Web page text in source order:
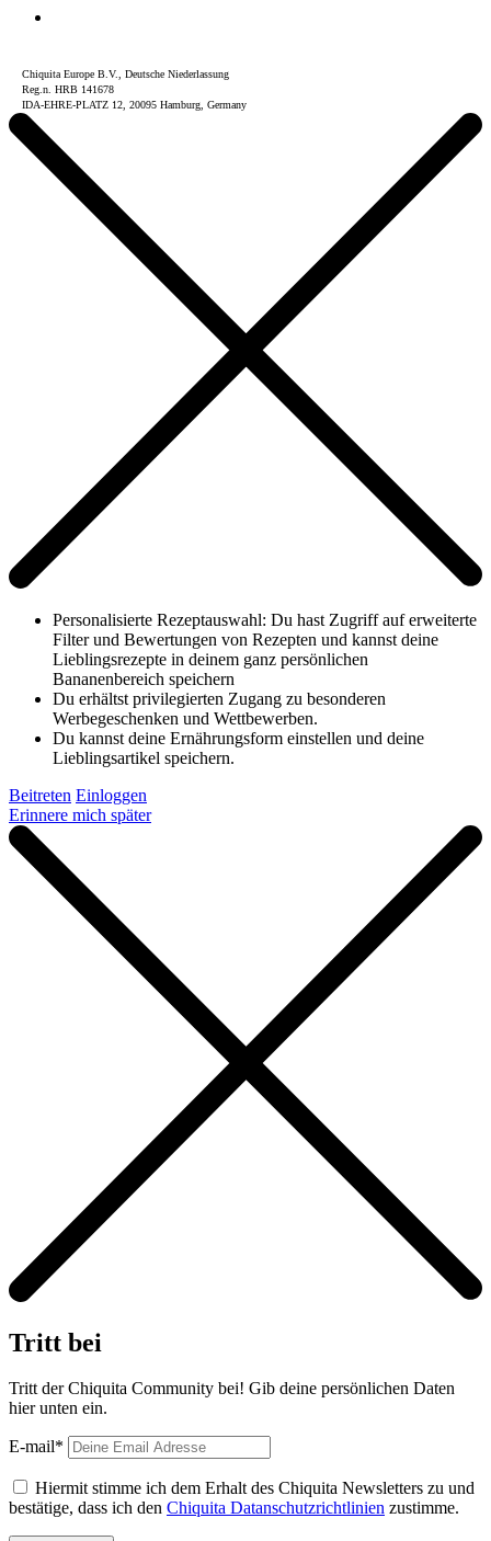
Chiquita Europe B.V., Deutsche Niederlassung
Reg.n. HRB 141678
IDA-EHRE-PLATZ 12, 20095 Hamburg, Germany
Personalisierte Rezeptauswahl: Du hast Zugriff auf erweiterte
Filter und Bewertungen von Rezepten und kannst deine
Lieblingsrezepte in deinem ganz persönlichen
Bananenbereich speichern
Du erhältst privilegierten Zugang zu besonderen
Werbegeschenken und Wettbewerben.
Du kannst deine Ernährungsform einstellen und deine
Lieblingsartikel speichern.
Beitreten Einloggen
Erinnere mich später
Tritt bei
Tritt der Chiquita Community bei! Gib deine persönlichen Daten
hier unten ein.
E-mail*
Hiermit stimme ich dem Erhalt des Chiquita Newsletters zu und
bestätige, dass ich den Chiquita Datanschutzrichtlinien zustimme.